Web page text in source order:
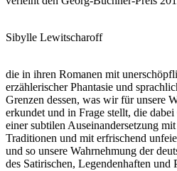
Sibylle Lewitscharoff
die in ihren Romanen mit
erzählerischer Phantasie und
Grenzen dessen, was wir für unsere
erkundet und in Frage stellt, die
einer subtilen Auseinandersetzung
Traditionen und mit erfrischend
und so unsere Wahrnehmung der
des Satirischen, Legendenhaften und